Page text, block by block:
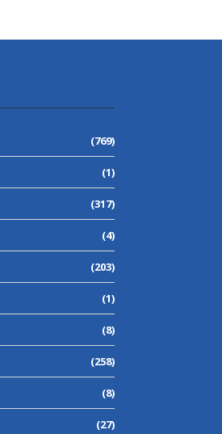
(769)
(1)
(317)
(4)
(203)
(1)
(8)
(258)
(8)
(27)